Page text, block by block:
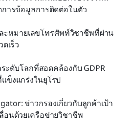
ารข้อมูลการติดต่อในตัว
ละหมายเลขโทรศัพท์วิชาชีพที่ผ่าน
เร็ว
ะดับโลกที่สอดคล้องกับ GDPR
ข็งแกร่งในยุโรป
ข่าวกรองเกี่ยวกับลูกค้าเป้า
นด้วยเครือข่ายวิชาชีพ